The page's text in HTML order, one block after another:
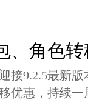
、角色
接9.2.5最新
优惠，持续